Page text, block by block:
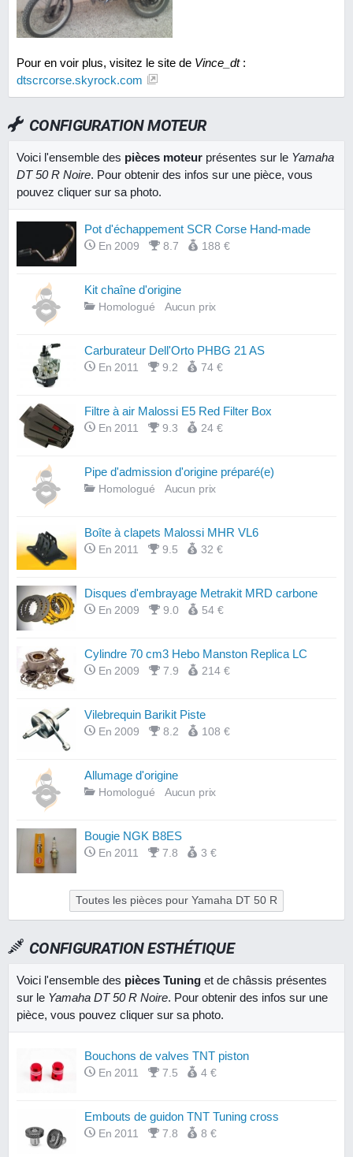
Pour en voir plus, visitez le site de Vince_dt:
dtscrcorse.skyrock.com
CONFIGURATION MOTEUR
Voici l'ensemble des pièces moteur présentes sur le Yamaha
DT 50 R Noire. Pour obtenir des infos sur une pièce, vous
pouvez cliquer sur sa photo.
Pot d'échappement SCR Corse Hand-made
En 2009 8.7 188 €
Kit chaîne d'origine
Homologué Aucun prix
Carburateur Dell'Orto PHBG 21 AS
En 2011 9.2 74 €
Filtre à air Malossi E5 Red Filter Box
En 2011 9.3 24 €
Pipe d'admission d'origine préparé(e)
Homologué Aucun prix
Boîte à clapets Malossi MHR VL6
En 2011 9.5 32 €
Disques d'embrayage Metrakit MRD carbone
En 2009 9.0 54 €
Cylindre 70 cm3 Hebo Manston Replica LC
En 2009 7.9 214 €
Vilebrequin Barikit Piste
En 2009 8.2 108 €
Allumage d'origine
Homologué Aucun prix
Bougie NGK B8ES
En 2011 7.8 3 €
Toutes les pièces pour Yamaha DT 50 R
CONFIGURATION ESTHÉTIQUE
Voici l'ensemble des pièces Tuning et de châssis présentes
sur le Yamaha DT 50 R Noire. Pour obtenir des infos sur une
pièce, vous pouvez cliquer sur sa photo.
Bouchons de valves TNT piston
En 2011 7.5 4 €
Embouts de guidon TNT Tuning cross
En 2011 7.8 8 €